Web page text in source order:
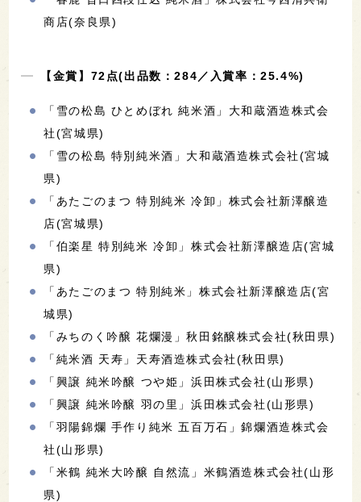
商店(奈良県)
【金賞】72点(出品数：284／入賞率：25.4%)
「雪の松島 ひとめぼれ 純米酒」大和蔵酒造株式会
社(宮城県)
「雪の松島 特別純米酒」大和蔵酒造株式会社(宮城
県)
「あたごのまつ 特別純米 冷卸」株式会社新澤醸造
店(宮城県)
「伯楽星 特別純米 冷卸」株式会社新澤醸造店(宮城
県)
「あたごのまつ 特別純米」株式会社新澤醸造店(宮
城県)
「みちのく吟醸 花爛漫」秋田銘醸株式会社(秋田県)
「純米酒 天寿」天寿酒造株式会社(秋田県)
「興譲 純米吟醸 つや姫」浜田株式会社(山形県)
「興譲 純米吟醸 羽の里」浜田株式会社(山形県)
「羽陽錦爛 手作り純米 五百万石」錦爛酒造株式会
社(山形県)
「米鶴 純米大吟醸 自然流」米鶴酒造株式会社(山形
県)